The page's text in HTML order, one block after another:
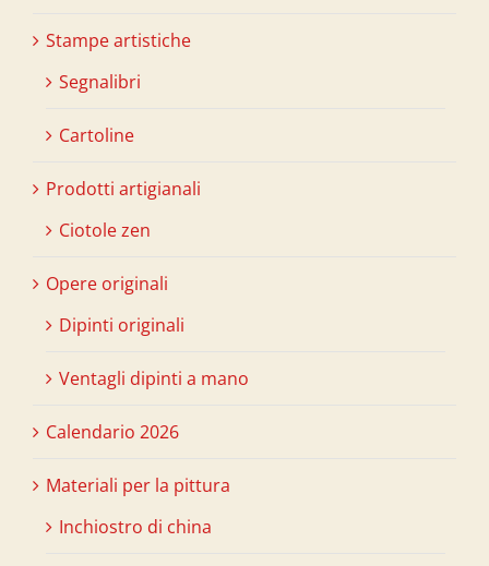
Stampe artistiche
Segnalibri
Cartoline
Prodotti artigianali
Ciotole zen
Opere originali
Dipinti originali
Ventagli dipinti a mano
Calendario 2026
Materiali per la pittura
Inchiostro di china